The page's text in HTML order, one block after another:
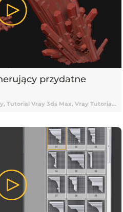
przydatne
3ds Max poradnik, 3ds Max Vray, Tutorial Vray 3ds Max, Vray Tutorial, Vray, Vray 3ds Max tutorial, Vray Tutorial 3ds Max, Tutorial 3ds Max, 3ds Max Tutorial, Tutorial 3ds Max Vray, Tutorial online 3ds Max, Tutorial 3ds Max online, Nauka 3ds Max, 3ds Max Nauka, 3ds Max od podstaw, Podstawy 3ds Max, 3ds Max podstawy, Vray, V-ray, Tutorial V-ray, Tutorial Vray online, Darmowy kurs 3ds Max, 3ds Max tutorial Vray, Tutorial, Tutoriale, Darmowy tutorial, Tutorial 3ds Max po polsku, Tutorial 3ds Max pl, 3ds Max tutorial polski, 3ds Max tutorial po polsku, 3ds Max tutorial pl, Tutorial 3ds Max polski, Poradnik, Skrypty, Skrypty 3ds Max, Pluginy 3ds Max, Plugin 3ds Max, 3ds Max Plugin, Wtyczka 3ds Max, Debris Maker, Plugin Debris Maker, 3ds Max Debris Maker